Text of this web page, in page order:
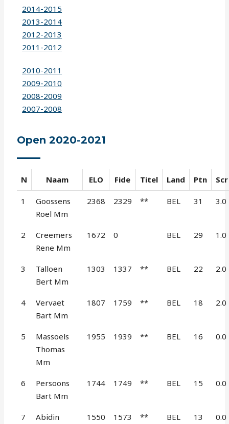
2014-2015
2013-2014
2012-2013
2011-2012
2010-2011
2009-2010
2008-2009
2007-2008
Open 2020-2021
N Naam ELO Fide Titel Land Ptn Scr
1
Goossens
Roel Mm
2368 2329 ** BEL 31 3.0
2
Creemers
Rene Mm
1672 0 BEL 29 1.0
3
Talloen
Bert Mm
1303 1337 ** BEL 22 2.0
4
Vervaet
Bart Mm
1807 1759 ** BEL 18 2.0
5
Massoels
Thomas
Mm
1955 1939 ** BEL 16 0.0
6
Persoons
Bart Mm
1744 1749 ** BEL 15 0.0
7
Abidin
1550 1573 ** BEL 13 0.0